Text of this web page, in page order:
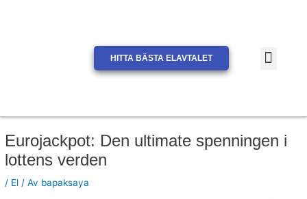
HITTA BÄSTA ELAVTALET Meny
Eurojackpot: Den ultimate spenningen i
lottens verden
/ El / Av bapaksaya